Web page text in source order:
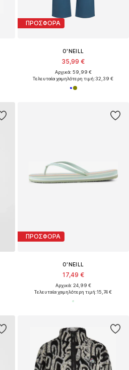
ΠΡΟΣΦΟΡΑ
O'NEILL
35,99 €
Αρχικά: 59,99 €
Τελευταία χαμηλότερη τιμή:32,39 €
ΠΡΟΣΦΟΡΑ
O'NEILL
17,49 €
Αρχικά: 24,99 €
Τελευταία χαμηλότερη τιμή:15,74 €